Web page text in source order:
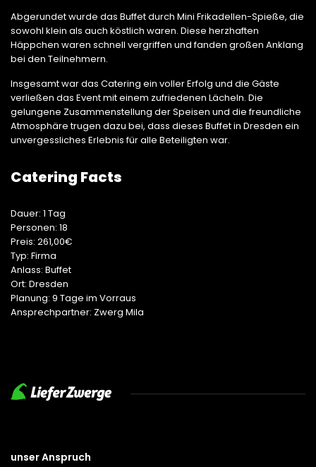
Abgerundet wurde das Buffet durch Mini Frikadellen-Spieße, die
sowohl klein als auch köstlich waren. Diese herzhaften
Häppchen waren schnell vergriffen und fanden großen Anklang
bei den Teilnehmern.
Insgesamt war das Catering ein voller Erfolg und die Gäste
verließen das Event mit einem zufriedenen Lächeln. Die
gelungene Zusammenstellung der Speisen und die freundliche
Atmosphäre trugen dazu bei, dass dieses Buffet in Dresden ein
unvergessliches Erlebnis für alle Beteiligten war.
Catering Facts
Dauer: 1 Tag
Personen: 18
Preis: 261,00€
Typ: Firma
Anlass: Buffet
Ort: Dresden
Planung: 9 Tage im Vorraus
Ansprechpartner: Zwerg Mila
unser Anspruch